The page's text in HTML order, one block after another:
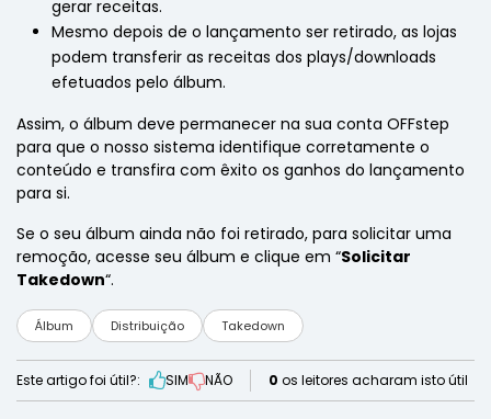
gerar receitas.
Mesmo depois de o lançamento ser retirado, as lojas
podem transferir as receitas dos plays/downloads
efetuados pelo álbum.
Assim, o álbum deve permanecer na sua conta OFFstep
para que o nosso sistema identifique corretamente o
conteúdo e transfira com êxito os ganhos do lançamento
para si.
Se o seu álbum ainda não foi retirado, para solicitar uma
remoção, acesse seu álbum e clique em “Solicitar
Takedown“.
Álbum Distribuição Takedown
Este artigo foi útil?: SIM NÃO 0 os leitores acharam isto útil